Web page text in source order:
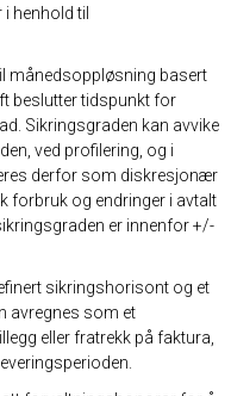
henhold til
månedsoppløsning basert
beslutter tidspunkt for
Sikringsgraden kan avvike
ved profilering, og i
derfor som diskresjonær
forbruk og endringer i avtalt
er innenfor +/-
sikringshorisont og et
avregnes som et
eller fratrekk på faktura,